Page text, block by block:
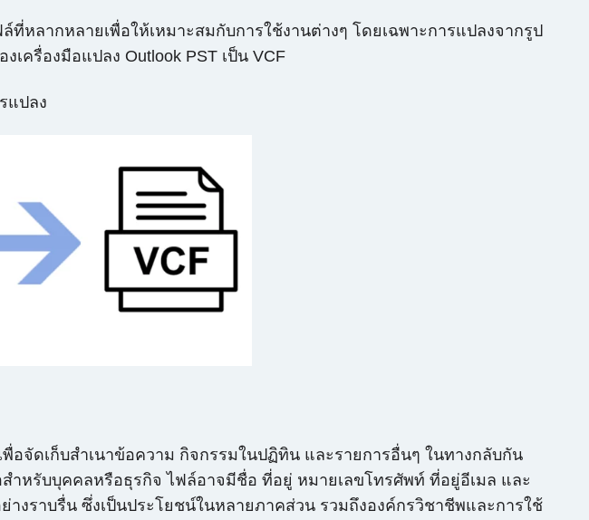
ลากหลายเพื่อให้เหมาะสมกับการใช้งานต่างๆ โดยเฉพาะการแปลงจากรูป
เครื่องมือแปลง Outlook PST เป็น VCF
แปลง
พื่อจัดเก็บสำเนาข้อความ กิจกรรมในปฏิทิน และรายการอื่นๆ ในทางกลับกัน
ำหรับบุคคลหรือธุรกิจ ไฟล์อาจมีชื่อ ที่อยู่ หมายเลขโทรศัพท์ ที่อยู่อีเมล และ
งราบรื่น ซึ่งเป็นประโยชน์ในหลายภาคส่วน รวมถึงองค์กรวิชาชีพและการใช้